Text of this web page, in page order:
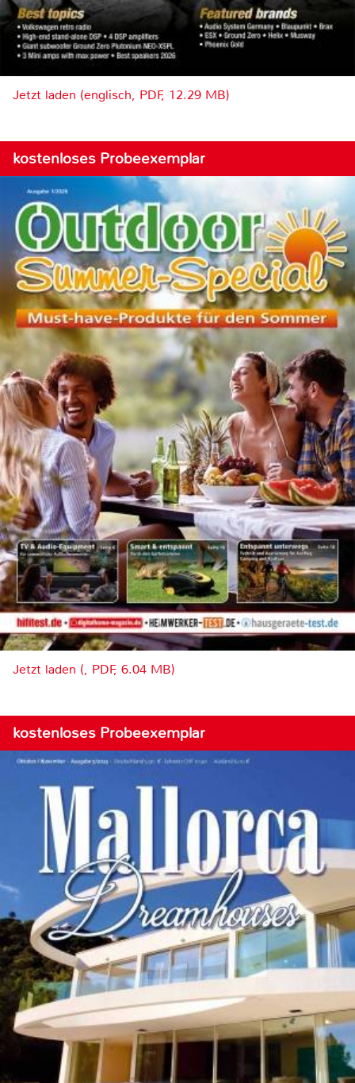
Jetzt laden (englisch, PDF, 12.29 MB)
kostenloses Probeexemplar
Jetzt laden (, PDF, 6.04 MB)
kostenloses Probeexemplar